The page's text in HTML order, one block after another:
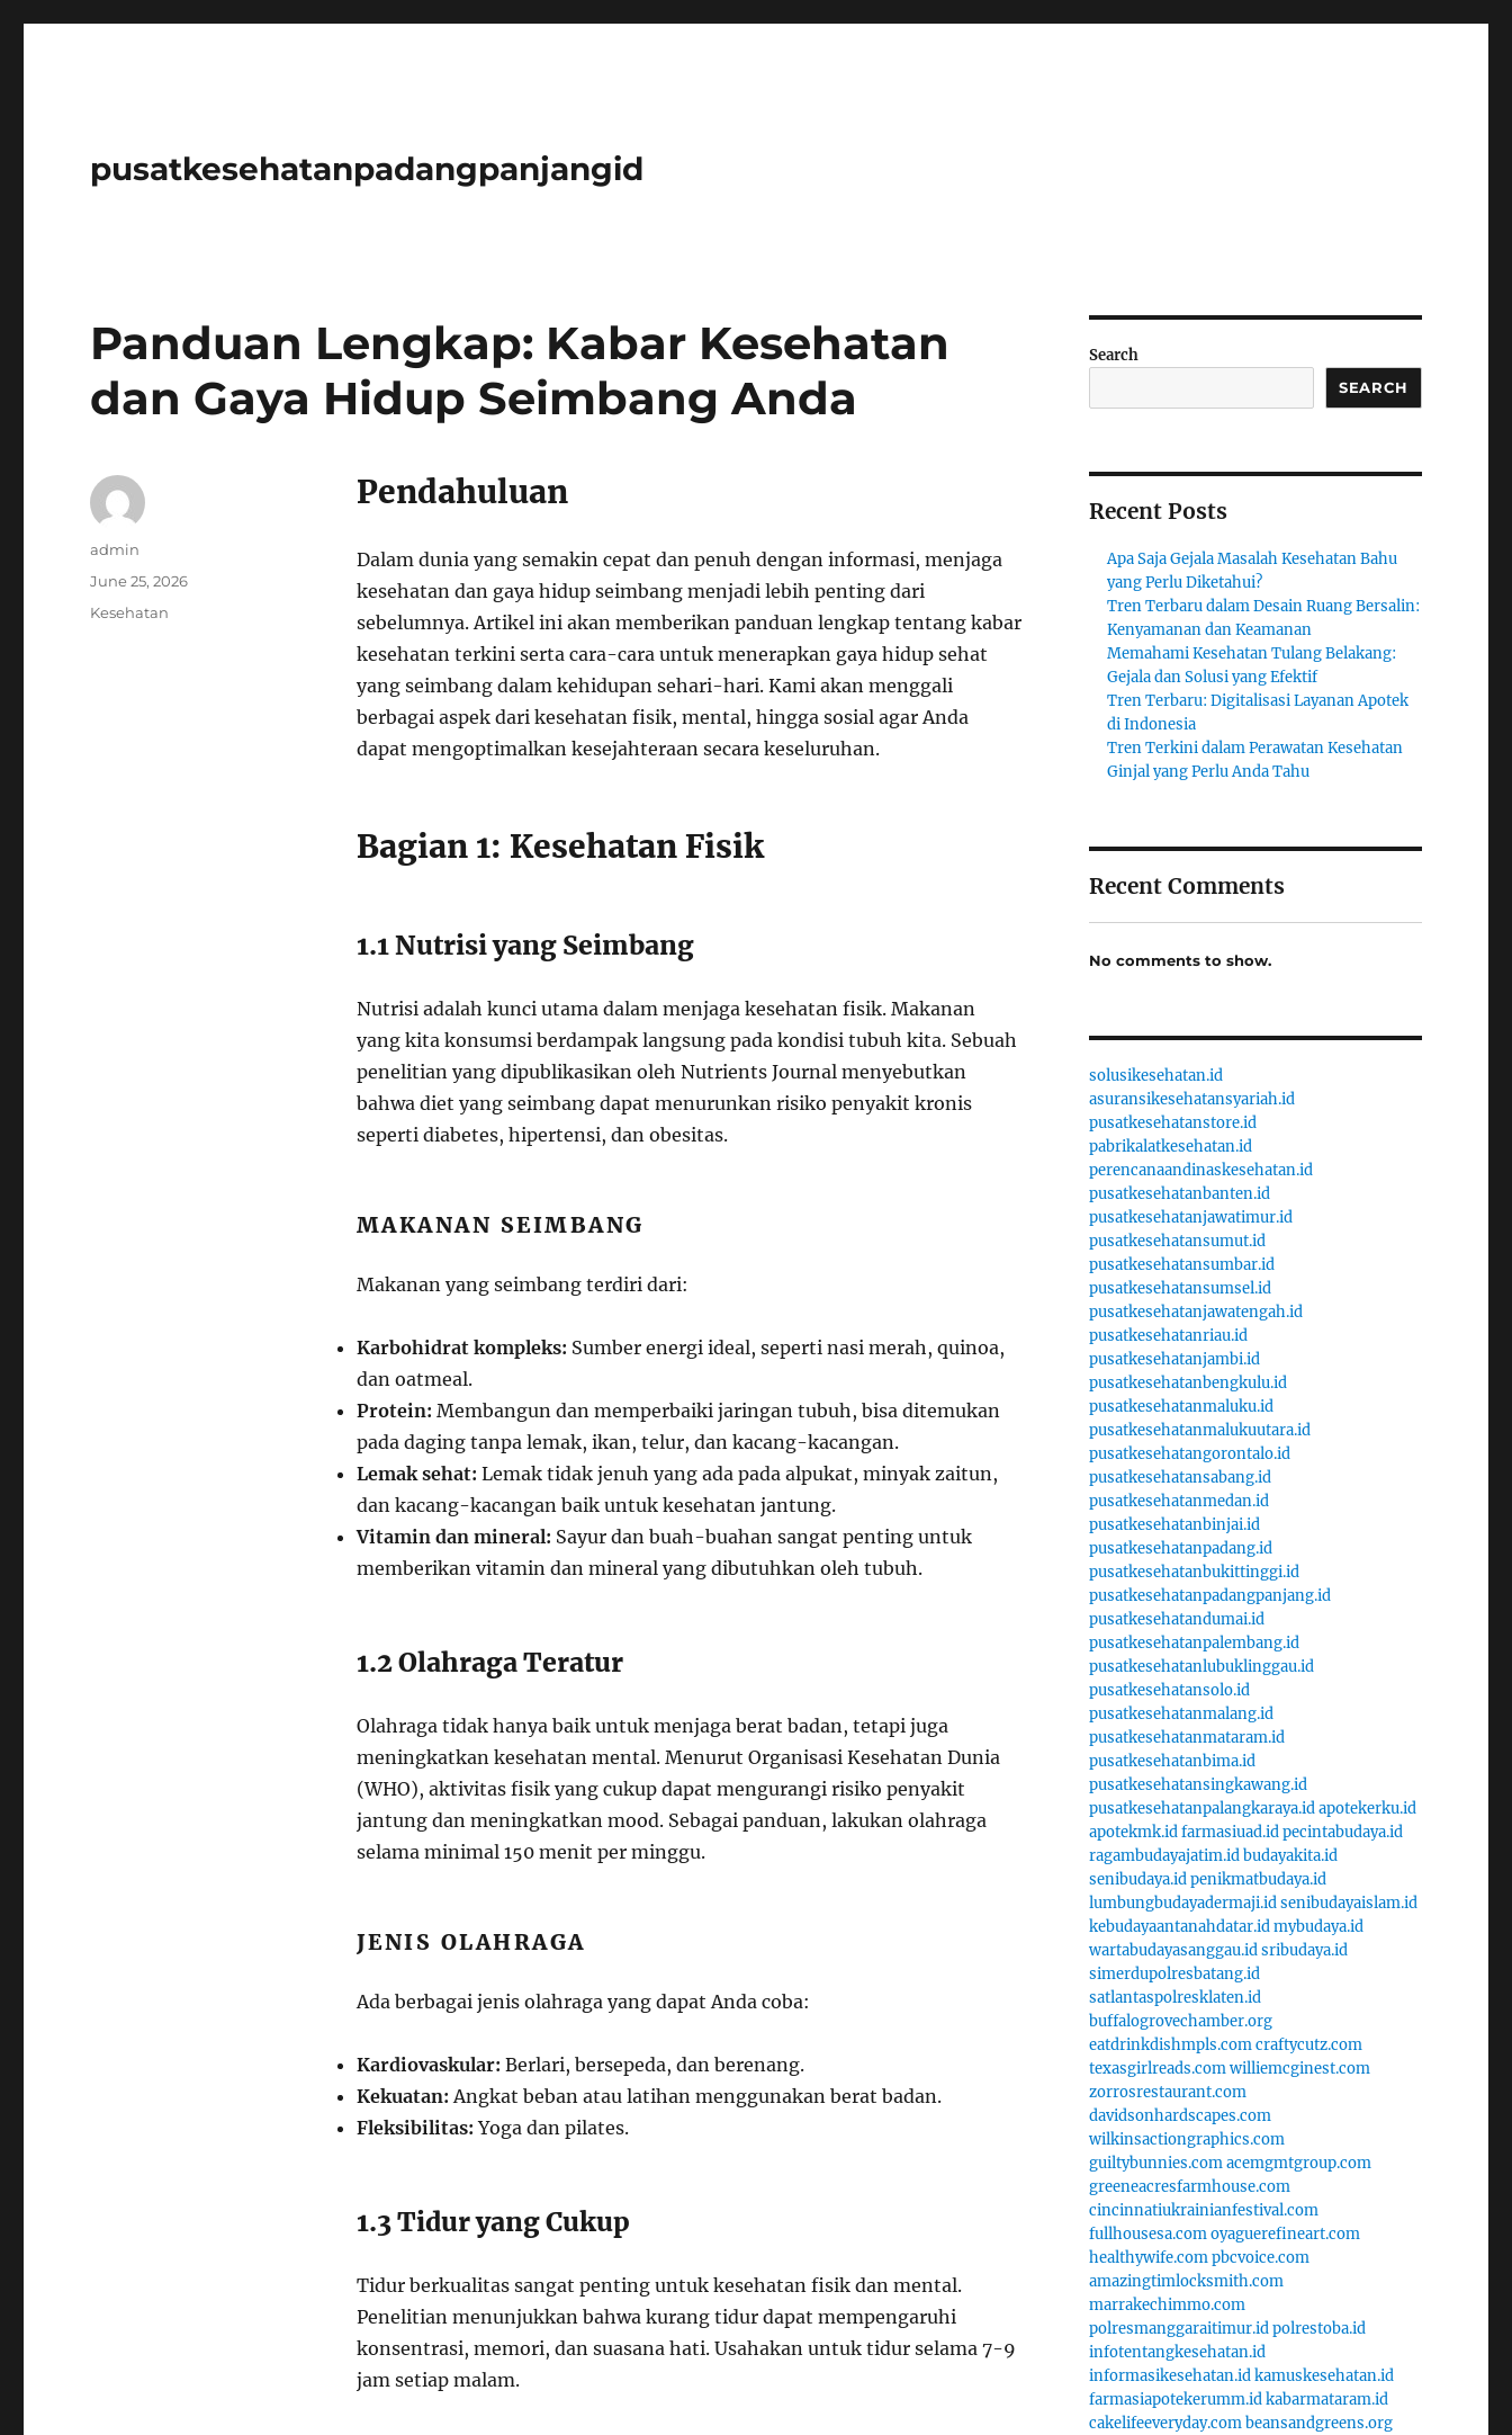
pusatkesehatanpadangpanjangid
Panduan Lengkap: Kabar Kesehatan
dan Gaya Hidup Seimbang Anda
Pendahuluan
Dalam dunia yang semakin cepat dan penuh dengan informasi, menjaga
kesehatan dan gaya hidup seimbang menjadi lebih penting dari
sebelumnya. Artikel ini akan memberikan panduan lengkap tentang kabar
kesehatan terkini serta cara-cara untuk menerapkan gaya hidup sehat
yang seimbang dalam kehidupan sehari-hari. Kami akan menggali
berbagai aspek dari kesehatan fisik, mental, hingga sosial agar Anda
dapat mengoptimalkan kesejahteraan secara keseluruhan.
Bagian 1: Kesehatan Fisik
1.1 Nutrisi yang Seimbang
Nutrisi adalah kunci utama dalam menjaga kesehatan fisik. Makanan
yang kita konsumsi berdampak langsung pada kondisi tubuh kita. Sebuah
penelitian yang dipublikasikan oleh Nutrients Journal menyebutkan
bahwa diet yang seimbang dapat menurunkan risiko penyakit kronis
seperti diabetes, hipertensi, dan obesitas.
MAKANAN SEIMBANG
Makanan yang seimbang terdiri dari:
Karbohidrat kompleks: Sumber energi ideal, seperti nasi merah, quinoa,
dan oatmeal.
Protein: Membangun dan memperbaiki jaringan tubuh, bisa ditemukan
pada daging tanpa lemak, ikan, telur, dan kacang-kacangan.
Lemak sehat: Lemak tidak jenuh yang ada pada alpukat, minyak zaitun,
dan kacang-kacangan baik untuk kesehatan jantung.
Vitamin dan mineral: Sayur dan buah-buahan sangat penting untuk
memberikan vitamin dan mineral yang dibutuhkan oleh tubuh.
1.2 Olahraga Teratur
Olahraga tidak hanya baik untuk menjaga berat badan, tetapi juga
meningkatkan kesehatan mental. Menurut Organisasi Kesehatan Dunia
(WHO), aktivitas fisik yang cukup dapat mengurangi risiko penyakit
jantung dan meningkatkan mood. Sebagai panduan, lakukan olahraga
selama minimal 150 menit per minggu.
JENIS OLAHRAGA
Ada berbagai jenis olahraga yang dapat Anda coba:
Kardiovaskular: Berlari, bersepeda, dan berenang.
Kekuatan: Angkat beban atau latihan menggunakan berat badan.
Fleksibilitas: Yoga dan pilates.
1.3 Tidur yang Cukup
Tidur berkualitas sangat penting untuk kesehatan fisik dan mental.
Penelitian menunjukkan bahwa kurang tidur dapat mempengaruhi
konsentrasi, memori, dan suasana hati. Usahakan untuk tidur selama 7-9
jam setiap malam.
Author
admin
Posted
June 25, 2026
Categories
Kesehatan
Search
SEARCH
Recent Posts
Apa Saja Gejala Masalah Kesehatan Bahu
yang Perlu Diketahui?
Tren Terbaru dalam Desain Ruang Bersalin:
Kenyamanan dan Keamanan
Memahami Kesehatan Tulang Belakang:
Gejala dan Solusi yang Efektif
Tren Terbaru: Digitalisasi Layanan Apotek
di Indonesia
Tren Terkini dalam Perawatan Kesehatan
Ginjal yang Perlu Anda Tahu
Recent Comments
No comments to show.
solusikesehatan.id
asuransikesehatansyariah.id
pusatkesehatanstore.id
pabrikalatkesehatan.id
perencanaandinaskesehatan.id
pusatkesehatanbanten.id
pusatkesehatanjawatimur.id
pusatkesehatansumut.id
pusatkesehatansumbar.id
pusatkesehatansumsel.id
pusatkesehatanjawatengah.id
pusatkesehatanriau.id
pusatkesehatanjambi.id
pusatkesehatanbengkulu.id
pusatkesehatanmaluku.id
pusatkesehatanmalukuutara.id
pusatkesehatangorontalo.id
pusatkesehatansabang.id
pusatkesehatanmedan.id
pusatkesehatanbinjai.id
pusatkesehatanpadang.id
pusatkesehatanbukittinggi.id
pusatkesehatanpadangpanjang.id
pusatkesehatandumai.id
pusatkesehatanpalembang.id
pusatkesehatanlubuklinggau.id
pusatkesehatansolo.id
pusatkesehatanmalang.id
pusatkesehatanmataram.id
pusatkesehatanbima.id
pusatkesehatansingkawang.id
pusatkesehatanpalangkaraya.idapotekerku.id
apotekmk.idfarmasiuad.idpecintabudaya.id
ragambudayajatim.idbudayakita.id
senibudaya.idpenikmatbudaya.id
lumbungbudayadermaji.idsenibudayaislam.id
kebudayaantanahdatar.idmybudaya.id
wartabudayasanggau.idsribudaya.id
simerdupolresbatang.id
satlantaspolresklaten.id
buffalogrovechamber.org
eatdrinkdishmpls.comcraftycutz.com
texasgirlreads.comwilliemcginest.com
zorrosrestaurant.com
davidsonhardscapes.com
wilkinsactiongraphics.com
guiltybunnies.comacemgmtgroup.com
greeneacresfarmhouse.com
cincinnatiukrainianfestival.com
fullhousesa.comoyaguerefineart.com
healthywife.compbcvoice.com
amazingtimlocksmith.com
marrakechimmo.com
polresmanggaraitimur.idpolrestoba.id
infotentangkesehatan.id
informasikesehatan.idkamuskesehatan.id
farmasiapotekerumm.idkabarmataram.id
cakelifeeveryday.combeansandgreens.org